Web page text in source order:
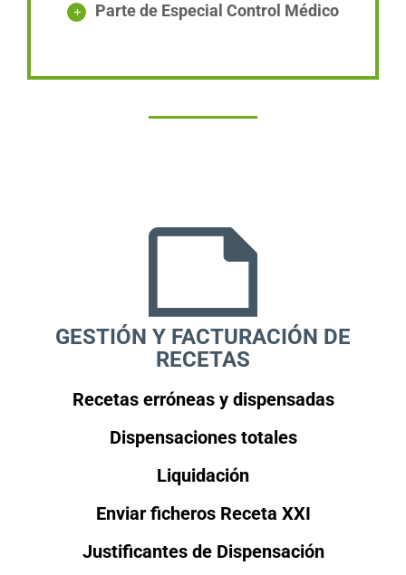
Parte de Especial Control Médico
GESTIÓN Y FACTURACIÓN DE
RECETAS
Recetas erróneas y dispensadas
Dispensaciones totales
Liquidación
Enviar ficheros Receta XXI
Justificantes de Dispensación